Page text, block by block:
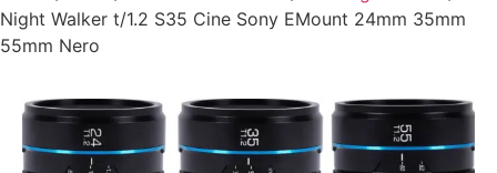
Night Walker t/1.2 S35 Cine Sony EMount 24mm 35mm
55mm Nero